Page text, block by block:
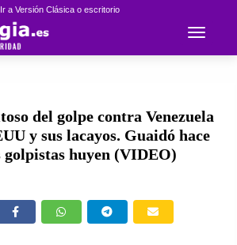
Ir a Versión Clásica o escritorio
Toggle
del golpe contra Venezuela
y sus lacayos. Guaidó hace
huyen (VIDEO)